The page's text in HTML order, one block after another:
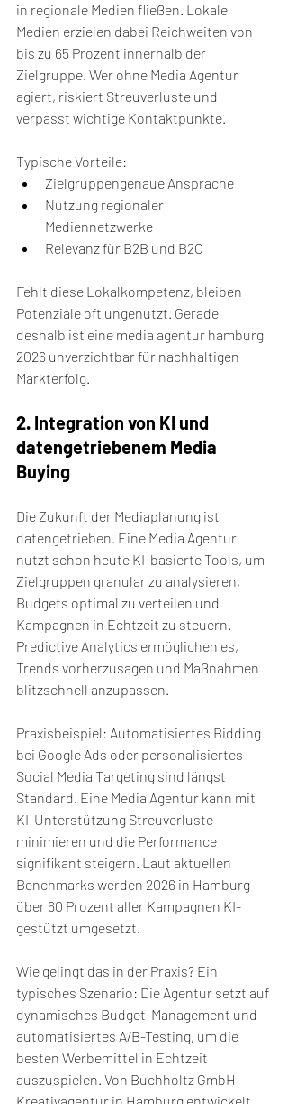
in regionale Medien fließen. Lokale
Medien erzielen dabei Reichweiten von
bis zu 65 Prozent innerhalb der
Zielgruppe. Wer ohne Media Agentur
agiert, riskiert Streuverluste und
verpasst wichtige Kontaktpunkte.
Typische Vorteile:
Zielgruppengenaue Ansprache
Nutzung regionaler
Mediennetzwerke
Relevanz für B2B und B2C
Fehlt diese Lokalkompetenz, bleiben
Potenziale oft ungenutzt. Gerade
deshalb ist eine media agentur hamburg
2026 unverzichtbar für nachhaltigen
Markterfolg.
2. Integration von KI und
datengetriebenem Media
Buying
Die Zukunft der Mediaplanung ist
datengetrieben. Eine Media Agentur
nutzt schon heute KI-basierte Tools, um
Zielgruppen granular zu analysieren,
Budgets optimal zu verteilen und
Kampagnen in Echtzeit zu steuern.
Predictive Analytics ermöglichen es,
Trends vorherzusagen und Maßnahmen
blitzschnell anzupassen.
Praxisbeispiel: Automatisiertes Bidding
bei Google Ads oder personalisiertes
Social Media Targeting sind längst
Standard. Eine Media Agentur kann mit
KI-Unterstützung Streuverluste
minimieren und die Performance
signifikant steigern. Laut aktuellen
Benchmarks werden 2026 in Hamburg
über 60 Prozent aller Kampagnen KI-
gestützt umgesetzt.
Wie gelingt das in der Praxis? Ein
typisches Szenario: Die Agentur setzt auf
dynamisches Budget-Management und
automatisiertes A/B-Testing, um die
besten Werbemittel in Echtzeit
auszuspielen. Von Buchholtz GmbH –